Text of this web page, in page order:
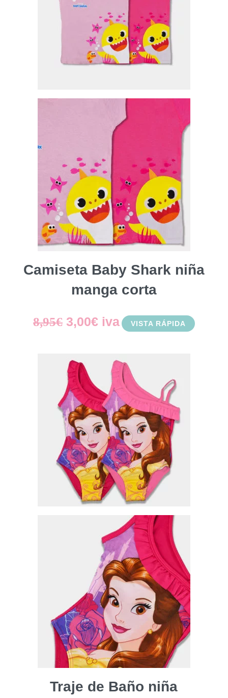
Camiseta Baby Shark niña
manga corta
8,95€ El
original
era:
8,95€.
3,00€El
actual
es:
3,00€.
iva VISTA RÁPIDA
Traje de Baño niña